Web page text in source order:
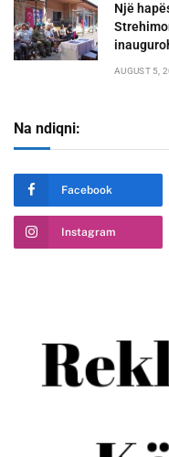
Një
AUGUST 5,
Na ndiqni:
Facebook
Instagram